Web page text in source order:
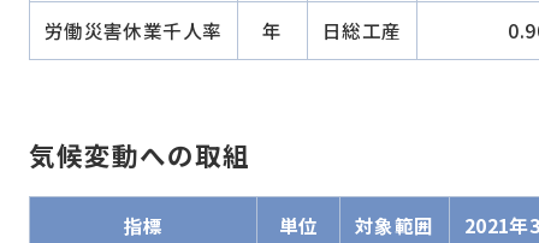
労働災害休業千人率 年 日総工産
気候変動への取組
指標 単位 対象範囲 2021年